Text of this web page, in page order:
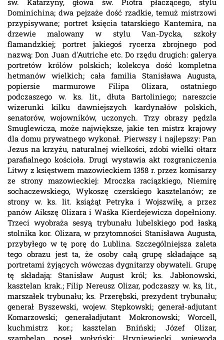
św. Katarzyny, głowa św. Piotra płaczącego, stylu
Dominichina; dwa pejzaże dość rzadkie, temuż mistrzowi
przypisywane; portret księcia tatarskiego Kantemira, na
drzewie malowany w stylu Van-Dycka, szkoły
flamandzkiej; portret jakiegoś rycerza zbrojnego pod
nazwą: Don Juan d'Autriche etc. Do rzędu drugich: galerya
portretów królów polskich; kolekcya dość kompletna
hetmanów wielkich; cała familia Stanisława Augusta,
popiersie marmurowe Filipa Olizara, ostatniego
podczaszego w. ks. lit., dłuta Bartoliniego; nareszcie
wizerunki kilku dawniejszych kardynałów polskich,
senatorów, wojowników, uczonych. Trzy obrazy pędzla
Smuglewicza, może największe, jakie ten mistrz krajowy
dla domu prywatnego wykonał. Pierwszy i najlepszy: Pan
Jezus na krzyżu, naturalnej wielkości, zdobi wielki ołtarz
parafialnego kościoła. Drugi wystawia akt rozgraniczenia
Litwy z księstwem mazowieckiem 1358 r. przez komisarzy
ze strony mazowieckiej: Mroczka raciązkiego, Niemirę
sochaczewskiego, Wykoszę czerskiego kasztelanów; ze
strony w. ks. lit. książąt Petryka i Wojszwiłę, a przez
panów Aikszę Olizara i Waśka Kierdejewicza dopełniony.
Trzeci wyobraża sesyą trybunału lubelskiego pod łaską
stolnika kor. Olizara, w przytomności Stanisława Augusta,
przybyłego w tę porę do Lublina. Szczególniejsza zaleta
tego obrazu jest ta, że osoby całą grupę składające są
portretami żyjących wówczas dygnitarzy obywateli. Grupę
tę składają: Stanisław August król; ks. Jabłonowski,
kasztelan krak.; Filip Nereusz Olizar, podczaszy w. ks, lit.,
marszałek trybunału; ks. Przerębski, prezydent trybunału;
generał Byszewski, wojew. Stępkowski; generał-adjutant
Komarzowski; generaładjutant Mokronowski; Worcell,
kuchmistrz kor.; kasztelan Bniński; Józef Olizar,
szambelan poseł wołyński; Hryniewiecki, wojewoda